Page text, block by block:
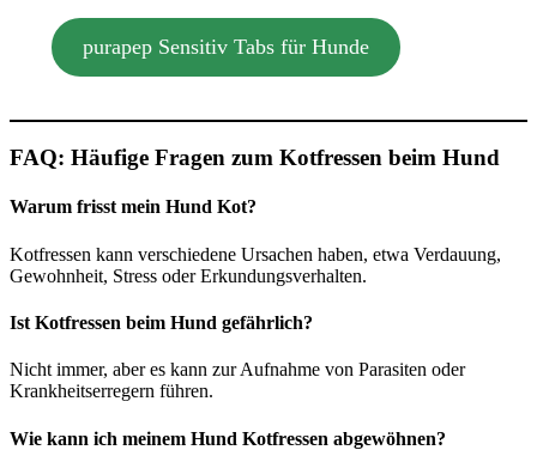
purapep Sensitiv Tabs für Hunde
FAQ: Häufige Fragen zum Kotfressen beim Hund
Warum frisst mein Hund Kot?
Kotfressen kann verschiedene Ursachen haben, etwa Verdauung,
Gewohnheit, Stress oder Erkundungsverhalten.
Ist Kotfressen beim Hund gefährlich?
Nicht immer, aber es kann zur Aufnahme von Parasiten oder
Krankheitserregern führen.
Wie kann ich meinem Hund Kotfressen abgewöhnen?